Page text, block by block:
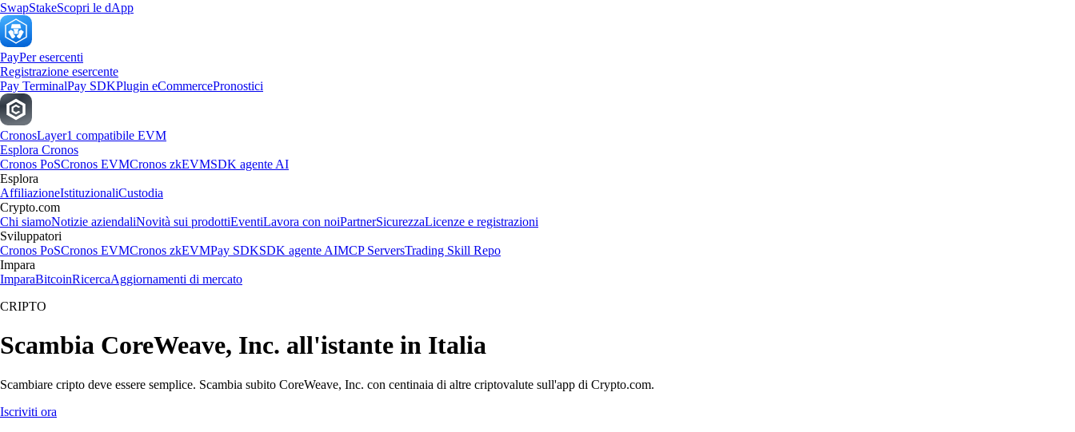
SwapStakeScopri le dApp
PayPer esercenti
Registrazione esercente
Pay TerminalPay SDKPlugin eCommercePronostici
CronosLayer1 compatibile EVM
Esplora Cronos
Cronos PoSCronos EVMCronos zkEVMSDK agente AI
Esplora
AffiliazioneIstituzionaliCustodia
Crypto.com
Chi siamoNotizie aziendaliNovità sui prodottiEventiLavora con noiPartnerSicurezzaLicenze e registrazioni
Sviluppatori
Cronos PoSCronos EVMCronos zkEVMPay SDKSDK agente AIMCP ServersTrading Skill Repo
Impara
ImparaBitcoinRicercaAggiornamenti di mercato
CRIPTO
Scambia CoreWeave, Inc. all'istante in Italia
Scambiare cripto deve essere semplice. Scambia subito CoreWeave, Inc. con centinaia di altre criptovalute sull'app di Crypto.com.
Iscriviti ora